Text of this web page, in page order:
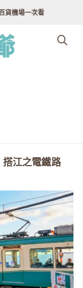
貨機場一次看
江之電鐵路